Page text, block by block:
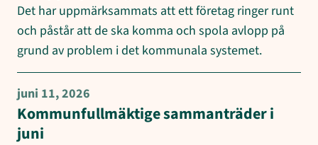
Det har uppmärksammats att ett företag ringer runt
och påstår att de ska komma och spola avlopp på
grund av problem i det kommunala systemet.
juni 11, 2026
Kommunfullmäktige sammanträder i
juni